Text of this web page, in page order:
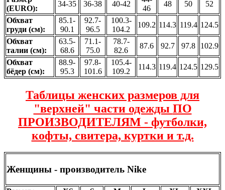
(EURO):
34-35 36-38 40-42
46
48 50
52
Обхват
груди (см):
85.1-
90.1
92.7-
96.5
100.3-
104.2
109.2 114.3 119.4 124.5
Обхват
талии (см):
63.5-
68.6
71.1-
75.0
78.7-
82.6
87.6 92.7 97.8
102.9
Обхват
бёдер (см):
88.9-
95.3
97.8-
101.6
105.4-
109.2
114.3 119.4 124.5 129.5
Таблицы женских размеров для
"верхней" части одежды ПО
ПРОИЗВОДИТЕЛЯМ - футболки,
кофты, свитера, куртки и т.д.
Женщины - производитель Nike